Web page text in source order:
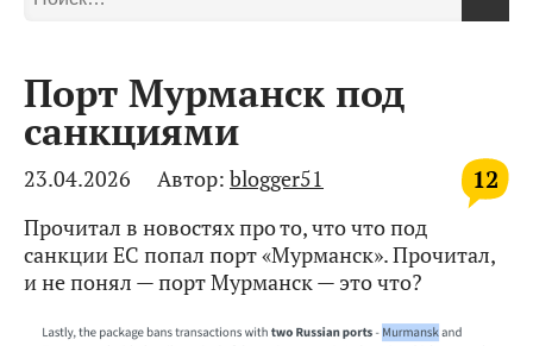
Порт Мурманск под
санкциями
12
23.04.2026 Автор: blogger51
Прочитал в новостях про то, что что под
санкции ЕС попал порт «Мурманск». Прочитал,
и не понял — порт Мурманск — это что?